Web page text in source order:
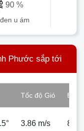
90 %
đen u ám
Phước sắp tới
Tốc độ Gió Độ
3.86 m/s 84%